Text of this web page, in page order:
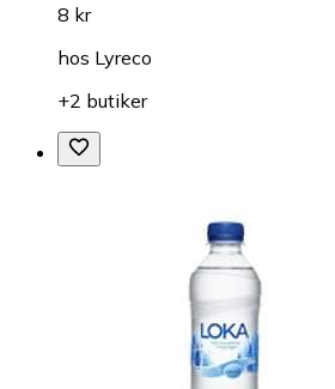
8 kr
hos Lyreco
+2 butiker